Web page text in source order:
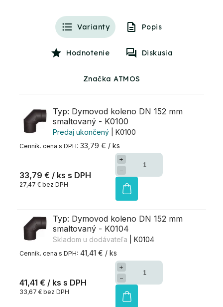
Varianty Popis
Hodnotenie Diskusia
Značka ATMOS
Typ: Dymovod koleno DN 152 mm
smaltovaný - K0100
Predaj ukončený
| K0100
33,79 € / ks
33,79 € / ks
27,47 € bez DPH
+
−
Typ: Dymovod koleno DN 152 mm
smaltovaný - K0104
Skladom u dodávateľa
| K0104
41,41 € / ks
41,41 € / ks
33,67 € bez DPH
+
−